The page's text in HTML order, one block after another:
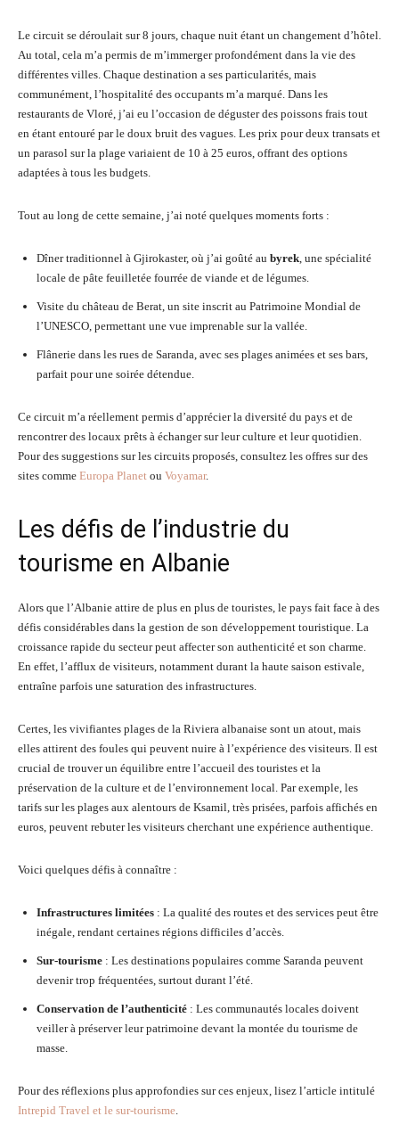
Le circuit se déroulait sur 8 jours, chaque nuit étant un changement d’hôtel.
Au total, cela m’a permis de m’immerger profondément dans la vie des
différentes villes. Chaque destination a ses particularités, mais
communément, l’hospitalité des occupants m’a marqué. Dans les
restaurants de Vloré, j’ai eu l’occasion de déguster des poissons frais tout
en étant entouré par le doux bruit des vagues. Les prix pour deux transats et
un parasol sur la plage variaient de 10 à 25 euros, offrant des options
adaptées à tous les budgets.
Tout au long de cette semaine, j’ai noté quelques moments forts :
Dîner traditionnel à Gjirokaster, où j’ai goûté au byrek, une spécialité
locale de pâte feuilletée fourrée de viande et de légumes.
Visite du château de Berat, un site inscrit au Patrimoine Mondial de
l’UNESCO, permettant une vue imprenable sur la vallée.
Flânerie dans les rues de Saranda, avec ses plages animées et ses bars,
parfait pour une soirée détendue.
Ce circuit m’a réellement permis d’apprécier la diversité du pays et de
rencontrer des locaux prêts à échanger sur leur culture et leur quotidien.
Pour des suggestions sur les circuits proposés, consultez les offres sur des
sites comme Europa Planet ou Voyamar.
Les défis de l’industrie du
tourisme en Albanie
Alors que l’Albanie attire de plus en plus de touristes, le pays fait face à des
défis considérables dans la gestion de son développement touristique. La
croissance rapide du secteur peut affecter son authenticité et son charme.
En effet, l’afflux de visiteurs, notamment durant la haute saison estivale,
entraîne parfois une saturation des infrastructures.
Certes, les vivifiantes plages de la Riviera albanaise sont un atout, mais
elles attirent des foules qui peuvent nuire à l’expérience des visiteurs. Il est
crucial de trouver un équilibre entre l’accueil des touristes et la
préservation de la culture et de l’environnement local. Par exemple, les
tarifs sur les plages aux alentours de Ksamil, très prisées, parfois affichés en
euros, peuvent rebuter les visiteurs cherchant une expérience authentique.
Voici quelques défis à connaître :
Infrastructures limitées : La qualité des routes et des services peut être
inégale, rendant certaines régions difficiles d’accès.
Sur-tourisme : Les destinations populaires comme Saranda peuvent
devenir trop fréquentées, surtout durant l’été.
Conservation de l’authenticité : Les communautés locales doivent
veiller à préserver leur patrimoine devant la montée du tourisme de
masse.
Pour des réflexions plus approfondies sur ces enjeux, lisez l’article intitulé
Intrepid Travel et le sur-tourisme.